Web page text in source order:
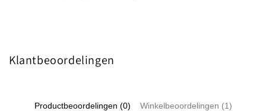
Klantbeoordelingen
Productbeoordelingen (0) Winkelbeoordelingen (1)